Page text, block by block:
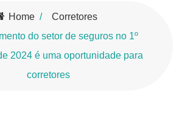
Home
Corretores
do setor de seguros no 1º
2024 é uma oportunidade para
corretores